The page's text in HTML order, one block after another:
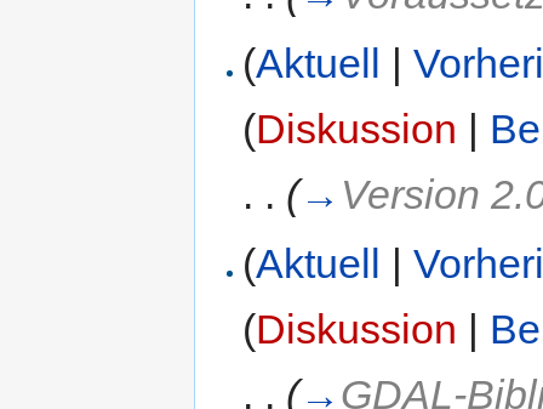
(Aktuell |
(Diskussion |
. . (→ Version
(Aktuell |
(Diskussion
. . (→ GDAL-